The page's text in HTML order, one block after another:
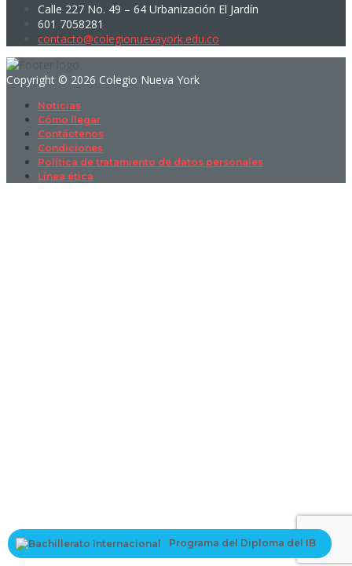
Programa del Diploma del IB
Calle 227 No. 49 – 64 Urbanización El Jardín
601 7058281
contacto@colegionuevayork.edu.co
Copyright © 2026 Colegio Nueva York
Noticias
Cómo llegar
Contáctenos
Condiciones
Política de tratamiento de datos personales
Línea ética
We'll send you an email as soon as your
application is approved.Go to Profile
No account?RegistroSign In
¿Has olvidado tu contraseña?